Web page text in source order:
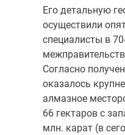
Его детальную
осуществили
специалисты в
Согласно
оказалось
алмазное
66 гектаров с
млн. карат (в